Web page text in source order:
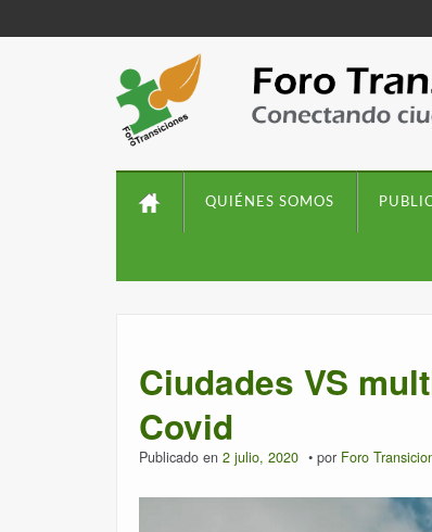
QUIÉNES SOMOS
Ciudades VS
Covid
Publicado en 2 julio, 2020 por Foro